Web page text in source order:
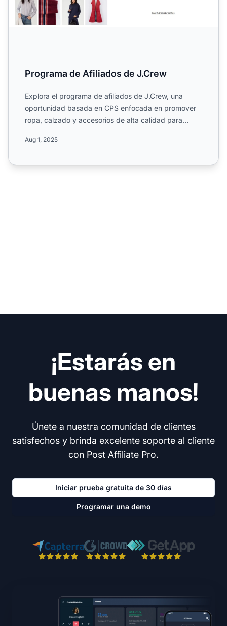
Programa de Afiliados de J.Crew
Explora el programa de afiliados de J.Crew, una
oportunidad basada en CPS enfocada en promover
ropa, calzado y accesorios de alta calidad para
Aug 1, 2025
¡Estarás en
buenas manos!
Únete a nuestra comunidad de clientes
satisfechos y brinda excelente soporte al cliente
con Post Affiliate Pro.
Iniciar prueba gratuita de 30 días
Programar una demo